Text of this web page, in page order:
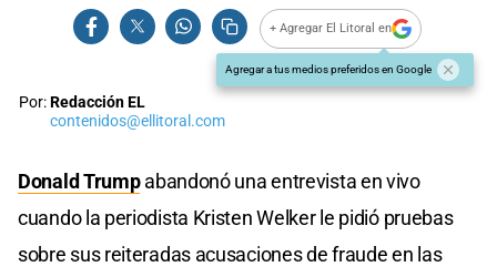
+ Agregar El Litoral en
Agregar a tus medios preferidos en Google
Por:Redacción EL
contenidos@ellitoral.com
Donald Trumpabandonó una entrevista en vivo
cuando la periodista Kristen Welker le pidió pruebas
sobre sus reiteradas acusaciones de fraude en las